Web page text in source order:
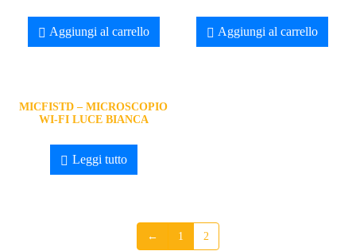
Aggiungi al carrello Aggiungi al carrello
MICFISTD – MICROSCOPIO
WI-FI LUCE BIANCA
Leggi tutto
← 1 2